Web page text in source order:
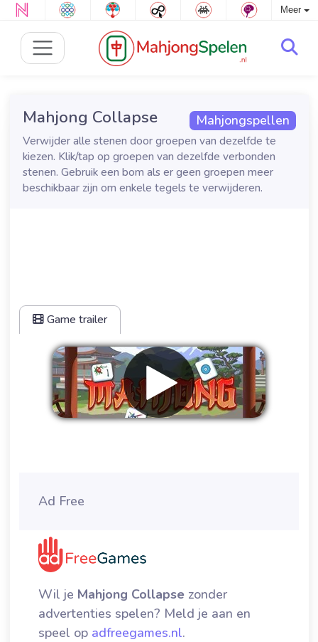
Meer
Mahjongspellen
Mahjong Collapse
Verwijder alle stenen door groepen van dezelfde te
kiezen. Klik/tap op groepen van dezelfde verbonden
stenen. Gebruik een bom als er geen groepen meer
beschikbaar zijn om enkele tegels te verwijderen.
Game trailer
Ad Free
Wil je Mahjong Collapse zonder
advertenties spelen? Meld je aan en
speel op adfreegames.nl.